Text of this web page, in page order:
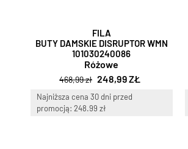
FILA
BUTY DAMSKIE DISRUPTOR WMN
101030240086
Różowe
468,99 zł 248,99 ZŁ
Najniższa cena 30 dni przed
promocją: 248.99 zł